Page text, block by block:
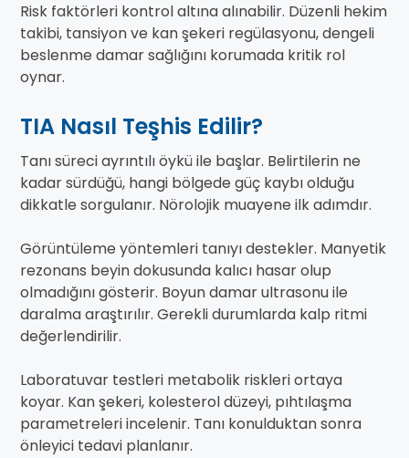
Risk faktörleri kontrol altına alınabilir. Düzenli hekim
takibi, tansiyon ve kan şekeri regülasyonu, dengeli
beslenme damar sağlığını korumada kritik rol
oynar.
TIA Nasıl Teşhis Edilir?
Tanı süreci ayrıntılı öykü ile başlar. Belirtilerin ne
kadar sürdüğü, hangi bölgede güç kaybı olduğu
dikkatle sorgulanır. Nörolojik muayene ilk adımdır.
Görüntüleme yöntemleri tanıyı destekler. Manyetik
rezonans beyin dokusunda kalıcı hasar olup
olmadığını gösterir. Boyun damar ultrasonu ile
daralma araştırılır. Gerekli durumlarda kalp ritmi
değerlendirilir.
Laboratuvar testleri metabolik riskleri ortaya
koyar. Kan şekeri, kolesterol düzeyi, pıhtılaşma
parametreleri incelenir. Tanı konulduktan sonra
önleyici tedavi planlanır.